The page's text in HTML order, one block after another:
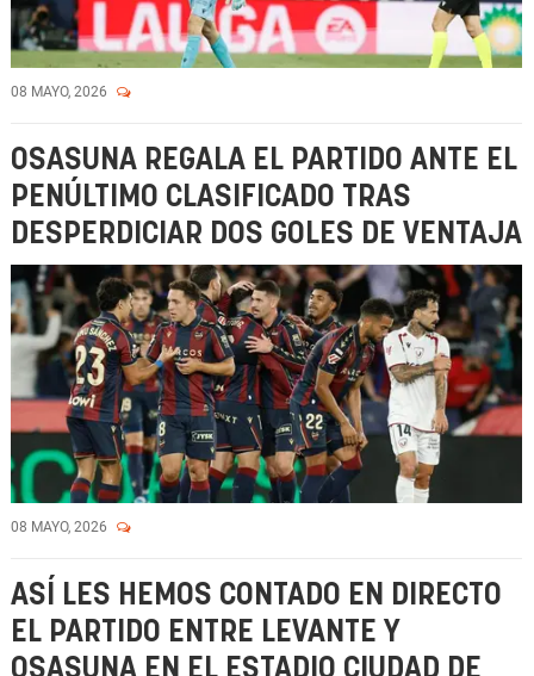
08 MAYO, 2026
OSASUNA REGALA EL PARTIDO ANTE EL
PENÚLTIMO CLASIFICADO TRAS
DESPERDICIAR DOS GOLES DE VENTAJA
08 MAYO, 2026
ASÍ LES HEMOS CONTADO EN DIRECTO
EL PARTIDO ENTRE LEVANTE Y
OSASUNA EN EL ESTADIO CIUDAD DE